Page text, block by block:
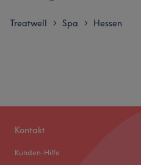
Treatwell > Spa > Hessen
Kontakt
Kunden-Hilfe